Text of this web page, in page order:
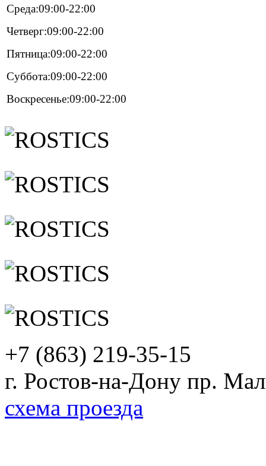
Среда:09:00-22:00
Четверг:09:00-22:00
Пятница:09:00-22:00
Суббота:09:00-22:00
Воскресенье:09:00-22:00
+7 (863) 219-35-15
г. Ростов-на-Дону пр.
схема проезда